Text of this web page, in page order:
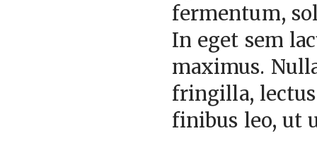
fermentum,
In eget sem
maximus.
fringilla,
finibus leo, ut